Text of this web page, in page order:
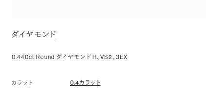
ダイヤモンド
0.440ct Round ダイヤモンド H、VS2、3EX
カラット 0.4カラット